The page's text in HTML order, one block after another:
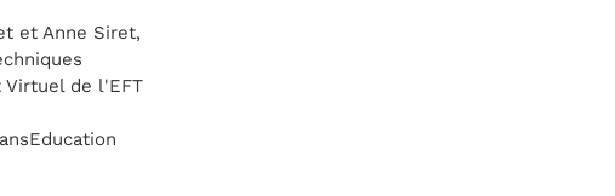
et Anne Siret,
Virtuel de l'EFT